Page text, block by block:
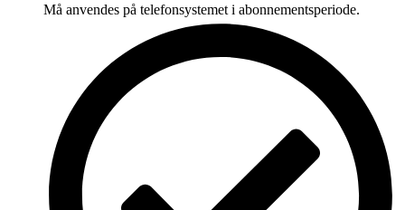
Må anvendes på telefonsystemet i abonnementsperiode.